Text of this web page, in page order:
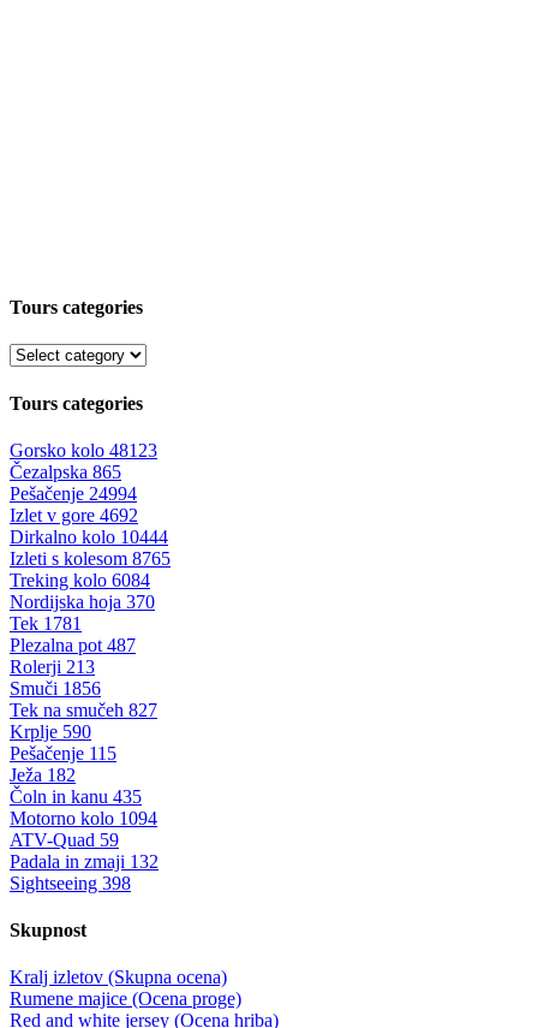
Tours categories
Tours categories
Gorsko kolo 48123
Čezalpska 865
Pešačenje 24994
Izlet v gore 4692
Dirkalno kolo 10444
Izleti s kolesom 8765
Treking kolo 6084
Nordijska hoja 370
Tek 1781
Plezalna pot 487
Rolerji 213
Smuči 1856
Tek na smučeh 827
Krplje 590
Pešačenje 115
Ježa 182
Čoln in kanu 435
Motorno kolo 1094
ATV-Quad 59
Padala in zmaji 132
Sightseeing 398
Skupnost
Kralj izletov (Skupna ocena)
Rumene majice (Ocena proge)
Red and white jersey (Ocena hriba)